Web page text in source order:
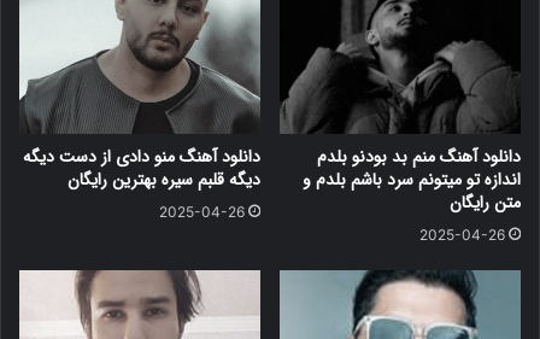
دانلود آهنگ منم بد بودنو بلدم
اندازه تو میتونم سرد باشم بلدم و
متن رایگان
2025-04-26
دانلود آهنگ منو دادی از دست دیگه
دیگه قلبم سیره بهترین رایگان
2025-04-26